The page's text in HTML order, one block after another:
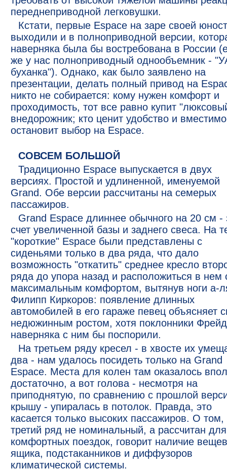
переднеприводной легковушки.
Кстати, первые Espace на заре своей
выходили и в полноприводной версии,
наверняка была бы востребована в России
же у нас полноприводный однообъемник -
буханка"). Однако, как было заявлено на
презентации, делать полный привод на
никто не собирается: кому нужен комфорт и
проходимость, тот все равно купит
внедорожник; кто ценит удобство и
остановит выбор на Espace.
СОВСЕМ БОЛЬШОЙ
Традиционно Espace выпускается в двух
версиях. Простой и удлиненной, именуемой
Grand. Обе версии рассчитаны на семерых
пассажиров.
Grand Espace длиннее обычного на 20 см -
счет увеличенной базы и заднего свеса. На
"короткие" Espace были представлены с
сиденьями только в два ряда, что дало
возможность "откатить" среднее кресло
ряда до упора назад и расположиться в нем
максимальным комфортом, вытянув ноги а-
Филипп Киркоров: появление длинных
автомобилей в его гараже певец объясняет
недюжинным ростом, хотя поклонники
наверняка с ним бы поспорили.
На третьем ряду кресел - в хвосте их
два - нам удалось посидеть только на Grand
Espace. Места для колен там оказалось
достаточно, а вот голова - несмотря на
приподнятую, по сравнению с прошлой
крышу - упиралась в потолок. Правда, это
касается только высоких пассажиров. О том,
третий ряд не номинальный, а рассчитан для
комфортных поездок, говорит наличие
ящика, подстаканников и диффузоров
климатической системы.